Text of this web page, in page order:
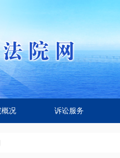
况 诉讼服务